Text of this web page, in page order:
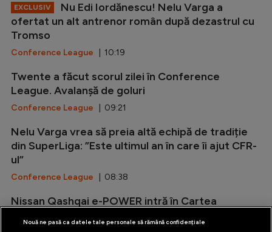
EXCLUSIV
Nu Edi Iordănescu! Nelu Varga a
ofertat un alt antrenor român după dezastrul cu
Tromso
Conference League | 10:19
Twente a făcut scorul zilei în Conference
League. Avalanșă de goluri
Conference League | 09:21
Nelu Varga vrea să preia altă echipă de tradiție
din SuperLiga: ”Este ultimul an în care îi ajut CFR-
ul”
Conference League | 08:38
Nissan Qashqai e-POWER intră în Cartea
Nouă ne pasă ca datele tale personale să rămână confidențiale